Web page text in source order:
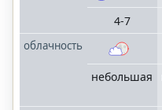
облачность
4-7
небольшая